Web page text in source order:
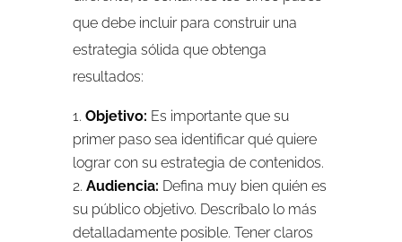
que debe incluir para construir una
estrategia sólida que obtenga
resultados:
Objetivo: Es importante que su
primer paso sea identificar qué quiere
lograr con su estrategia de contenidos.
Audiencia: Defina muy bien quién es
su público objetivo. Descríbalo lo más
detalladamente posible. Tener claros